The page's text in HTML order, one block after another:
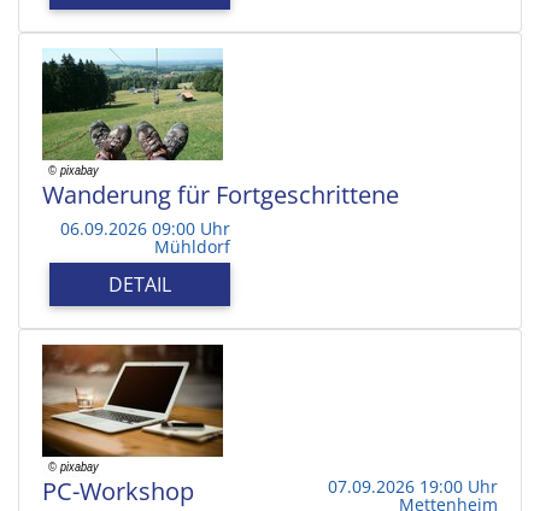
Wanderung für Fortgeschrittene
06.09.2026 09:00 Uhr
Mühldorf
DETAIL
PC-Workshop 07.09.2026 19:00 Uhr
Mettenheim